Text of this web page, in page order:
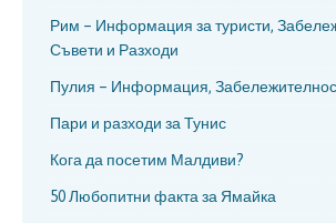
Рим – Информация за туристи,
Съвети и Разходи
Пулия – Информация,
Пари и разходи за Тунис
Кога да посетим Малдиви?
50 Любопитни факта за Ямайка